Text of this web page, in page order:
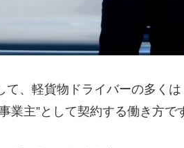
て、軽貨物ドライバーの多く
業主”として契約する働き方で